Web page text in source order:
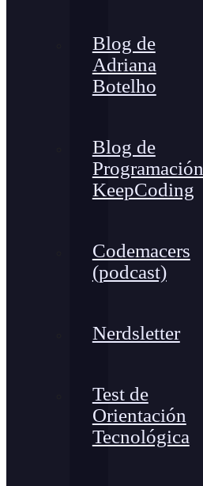
Blog de
Adriana
Botelho
Blog de
Programación
KeepCoding
Codemacers
(podcast)
Nerdsletter
Test de
Orientación
Tecnológica